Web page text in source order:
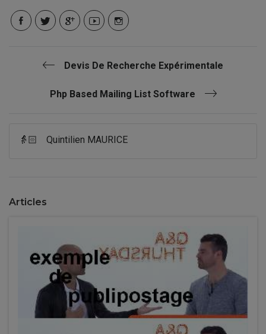
Devis De Recherche Expérimentale
Php Based Mailing List Software
👵🏻 Quintilien MAURICE
Articles